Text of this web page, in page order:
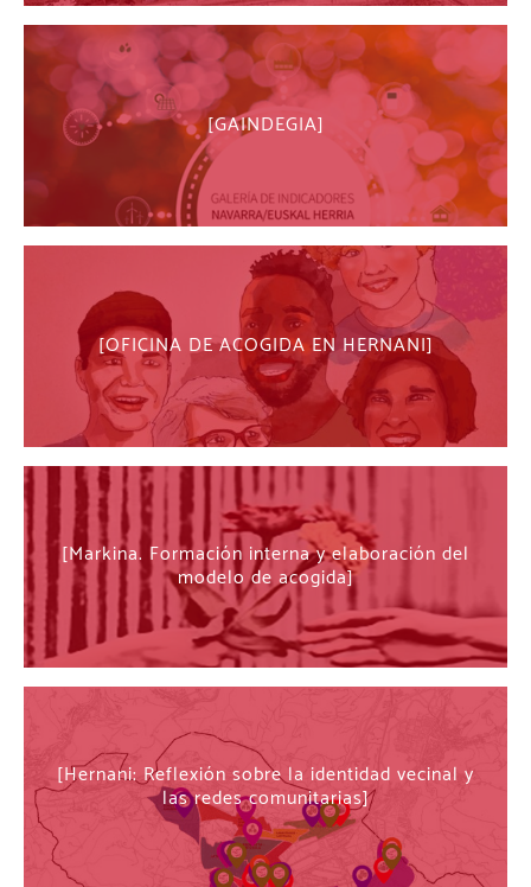
GAINDEGIA
OFICINA DE ACOGIDA EN HERNANI
Markina. Formación interna y elaboración del
modelo de acogida
Hernani: Reflexión sobre la identidad vecinal y
las redes comunitarias